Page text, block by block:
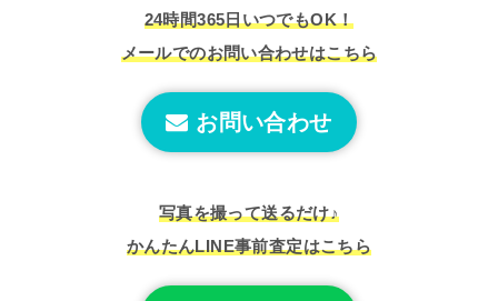
24時間365日いつでもOK！
メールでのお問い合わせはこちら
お問い合わせ
写真を撮って送るだけ♪
かんたんLINE事前査定はこちら